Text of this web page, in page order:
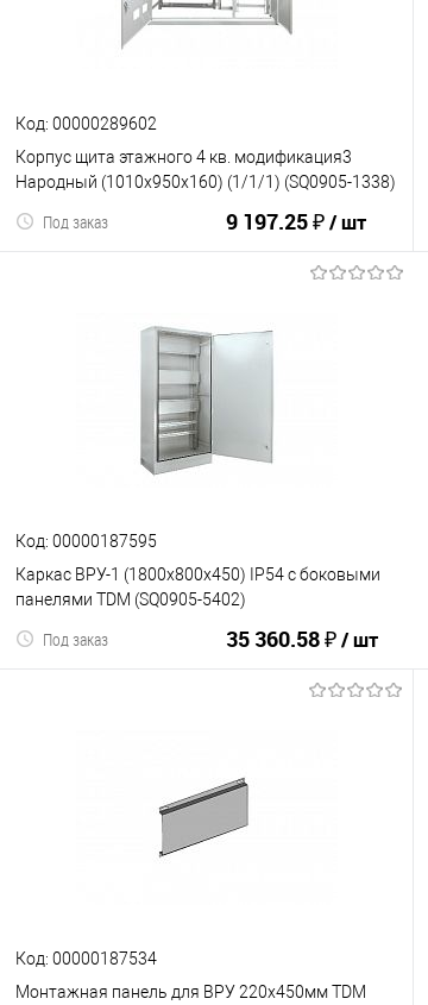
Код: 00000289602
Корпус щита этажного 4 кв. модификация3
Народный (1010х950х160) (1/1/1) (SQ0905-1338)
9 197.25 ₽/ шт
Под заказ
В корзину
Код: 00000187595
Каркас ВРУ-1 (1800х800х450) IP54 с боковыми
панелями TDM (SQ0905-5402)
35 360.58 ₽/ шт
Под заказ
Код: 00000187534
Монтажная панель для ВРУ 220х450мм TDM